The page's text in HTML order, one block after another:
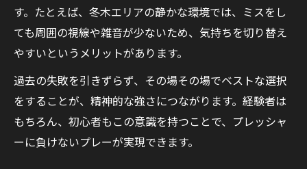
す。たとえば、冬木エリアの静かな環境では、ミスをし
ても周囲の視線や雑音が少ないため、気持ちを切り替え
やすいというメリットがあります。
過去の失敗を引きずらず、その場その場でベストな選択
をすることが、精神的な強さにつながります。経験者は
もちろん、初心者もこの意識を持つことで、プレッシャ
ーに負けないプレーが実現できます。